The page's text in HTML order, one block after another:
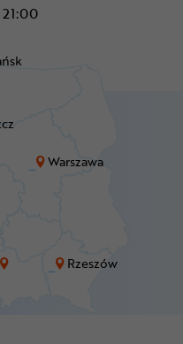
Rzeszów
Warszawa
- M1 Zabrze